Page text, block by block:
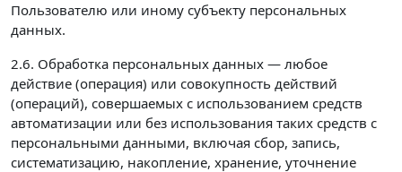
Пользователю или иному субъекту персональных
данных.
2.6. Обработка персональных данных — любое
действие (операция) или совокупность действий
(операций), совершаемых с использованием средств
автоматизации или без использования таких средств с
персональными данными, включая сбор, запись,
систематизацию, накопление, хранение, уточнение